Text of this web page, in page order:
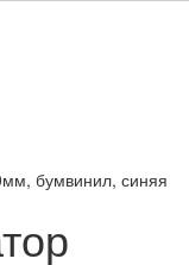
бумвинил, синяя